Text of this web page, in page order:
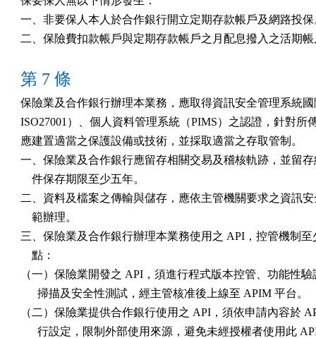
一、非要保人本人於合作銀行開立定期存款帳戶及網路投保
二、保險費扣款帳戶與定期存款帳戶之月配息撥入之活期
第 7 條
保險業及合作銀行辦理本業務，應取得資訊安全管理系統
ISO27001）、個人資料管理系統（PIMS）之認證，針對所
應建置適當之保護設備或技術，並採取適當之存取管制。
一、保險業及合作銀行應留存相關交易及稽核軌跡，並留
    件保存期限至少五年。
二、資料及檔案之傳輸與儲存，應依主管機關要求之資訊
    範辦理。
三、保險業及合作銀行辦理本業務使用之 API，控管機制
    點：
（一）保險業開發之 API，須進行程式版本控管、功能性
      掃描及安全性測試，經主管核准後上線至 APIM 平台。
（二）保險業提供合作銀行使用之 API，須依申請內容於
行設定，限制外部使用來源，避免未經授權者使用此